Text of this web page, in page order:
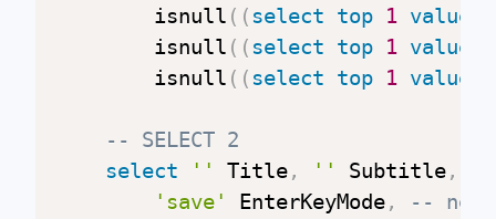
    	isnull
( ( select top 1 value
    	isnull
( ( select top 1 value
    	isnull
( ( select top 1 value
-- SELECT 2
select
'' Title, '' Subtitle,
'save'
EnterKeyMode,
-- next